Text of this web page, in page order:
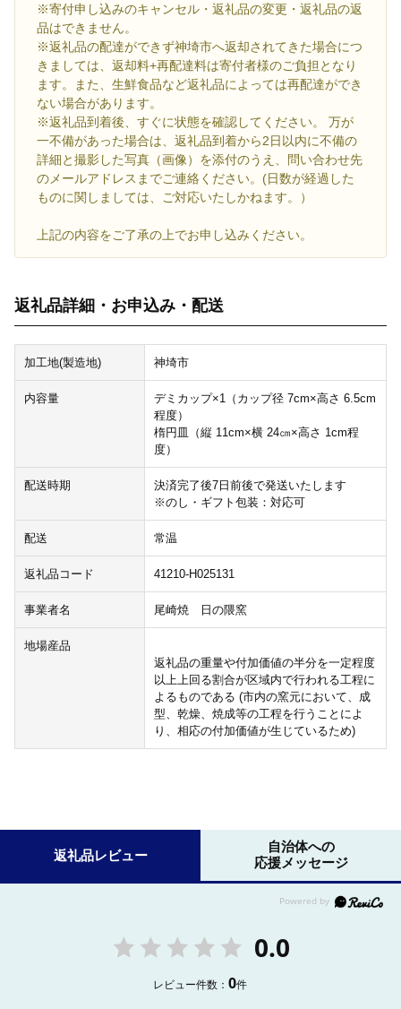
※寄付申し込みのキャンセル・返礼品の変更・返礼品の返
品はできません。
※返礼品の配達ができず神埼市へ返却されてきた場合につ
きましては、返却料+再配達料は寄付者様のご負担となり
ます。また、生鮮食品など返礼品によっては再配達ができ
ない場合があります。
※返礼品到着後、すぐに状態を確認してください。 万が
一不備があった場合は、返礼品到着から2日以内に不備の
詳細と撮影した写真（画像）を添付のうえ、問い合わせ先
のメールアドレスまでご連絡ください。(日数が経過した
ものに関しましては、ご対応いたしかねます。）
上記の内容をご了承の上でお申し込みください。
返礼品詳細・お申込み・配送
加工地(製造地) 神埼市
内容量
デミカップ×1（カップ径 7cm×高さ 6.5cm
程度）
楕円皿（縦 11cm×横 24㎝×高さ 1cm程
度）
配送時期
決済完了後7日前後で発送いたします
※のし・ギフト包装：対応可
配送 常温
返礼品コード 41210-H025131
事業者名 尾崎焼 日の隈窯
地場産品
返礼品の重量や付加価値の半分を一定程度
以上上回る割合が区域内で行われる工程に
よるものである (市内の窯元において、成
型、乾燥、焼成等の工程を行うことによ
り、相応の付加価値が生じているため)
返礼品レビュー
自治体への
応援メッセージ
0.0
レビュー件数：0件